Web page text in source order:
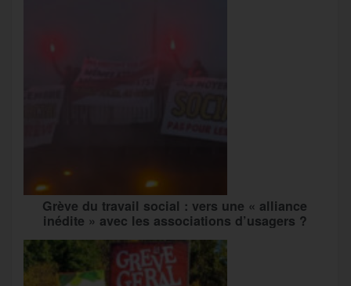
Grève du travail social : vers une « alliance
inédite » avec les associations d’usagers ?